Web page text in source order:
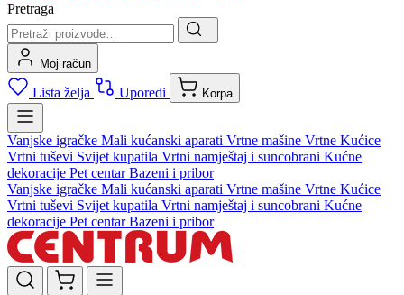
Pretraga
Moj račun
Lista želja Uporedi Korpa
Vanjske igračke Mali kućanski aparati Vrtne mašine Vrtne Kućice
Vrtni tuševi Svijet kupatila Vrtni namještaj i suncobrani Kućne
dekoracije Pet centarBazeni i pribor
Vanjske igračke Mali kućanski aparati Vrtne mašine Vrtne Kućice
Vrtni tuševi Svijet kupatila Vrtni namještaj i suncobrani Kućne
dekoracije Pet centarBazeni i pribor